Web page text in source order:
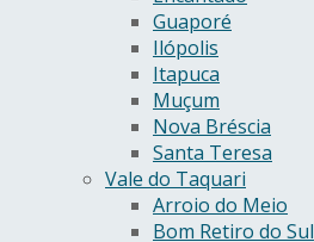
Guaporé
Ilópolis
Itapuca
Muçum
Nova Bréscia
Santa Teresa
Vale do Taquari
Arroio do Meio
Bom Retiro do Sul